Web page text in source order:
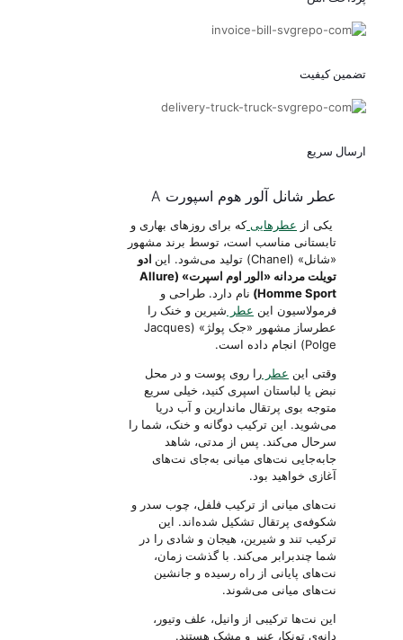
تضمین کیفیت
ارسال سریع
عطر شانل آلور هوم اسپورت A
یکی ازعطرهاییکه برای روزهای بهاری و
تابستانی مناسب است، توسط برند مشهور
«شانل» (Chanel) تولید می‌شود. این
ادو
تویلت مردانه «الور اوم اسپرت» (Allure
Homme Sport) نام دارد. طراحی و
فرمولاسیون اینعطرشیرین و خنک را
عطرساز مشهور «جک پولژ» (Jacques
Polge) انجام داده است.
وقتی اینعطررا روی پوست و در محل
نبض یا لباستان اسپری کنید، خیلی سریع
متوجه بوی پرتقال ماندارین و آب دریا
می‌شوید. این ترکیب دوگانه و خنک، شما را
سرحال می‌کند. پس از مدتی، شاهد
جابه‌جایی نت‌های میانی به‌جای نت‌های
آغازی خواهید بود.
نت‌های میانی از ترکیب فلفل، چوب سدر و
شکوفه‌ی پرتقال تشکیل شده‌اند. این
ترکیب تند و شیرین، هیجان و شادی را در
شما چندبرابر می‌کند. با گذشت زمان،
نت‌های پایانی از راه رسیده و جانشین
نت‌های میانی می‌شوند.
این نت‌ها ترکیبی از وانیل، علف وتیور،
دانه‌ی تونکا، عنبر و مشک هستند.